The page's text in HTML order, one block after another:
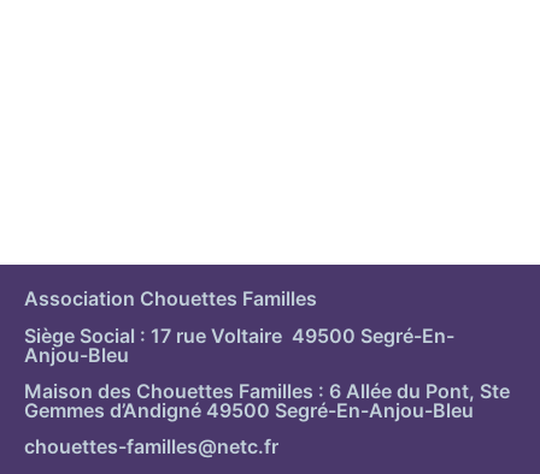
Association Chouettes Familles
Siège Social : 17 rue Voltaire 49500 Segré-En-
Anjou-Bleu
Maison des Chouettes Familles : 6 Allée du Pont, Ste
Gemmes d’Andigné 49500 Segré-En-Anjou-Bleu
chouettes-familles@netc.fr